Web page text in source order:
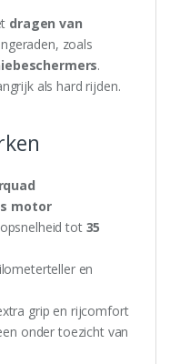
dragen van
zoals
.
als hard rijden.
motor
tot 35
en
grip en rijcomfort
onder toezicht van